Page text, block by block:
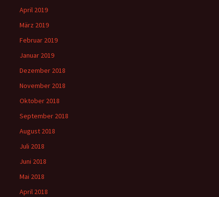
April 2019
März 2019
Februar 2019
Januar 2019
Dezember 2018
November 2018
Oktober 2018
September 2018
August 2018
Juli 2018
Juni 2018
Mai 2018
April 2018